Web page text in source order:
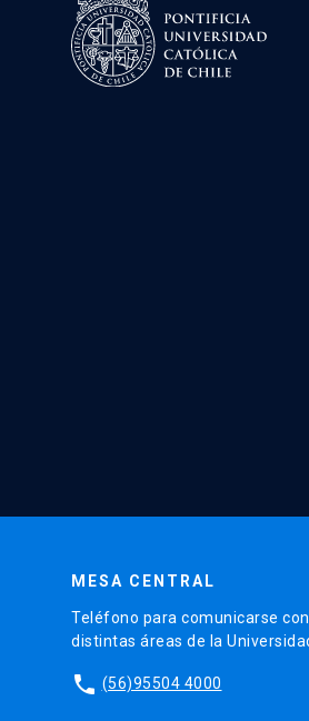
MESA CENTRAL
Teléfono para comunicarse
distintas áreas de la
phone (56)95504 4000